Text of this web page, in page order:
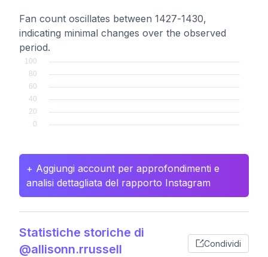
Fan count oscillates between 1427-1430,
indicating minimal changes over the observed
period.
+ Aggiungi account per approfondimenti e
analisi dettagliata del rapporto Instagram
Statistiche storiche di
@allisonn.rrussell
Condividi